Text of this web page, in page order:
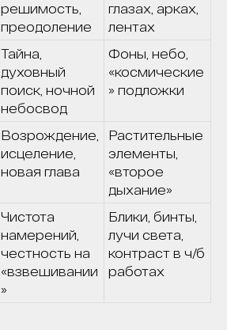
решимость,
преодоление
глазах, арках,
лентах
Тайна,
духовный
поиск, ночной
небосвод
Фоны, небо,
«космические
» подложки
Возрождение,
исцеление,
новая глава
Растительные
элементы,
«второе
дыхание»
Чистота
намерений,
честность на
«взвешивании
»
Блики, бинты,
лучи света,
контраст в ч/б
работах